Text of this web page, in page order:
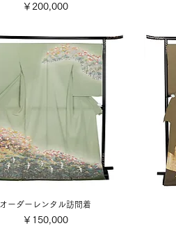
価格
￥200,000
オーダーレンタル訪問着
価格
￥150,000